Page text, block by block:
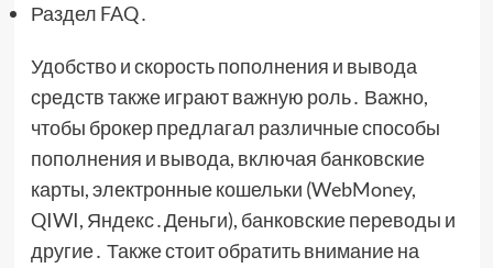
Раздел FAQ․
Удобство и скорость пополнения и вывода
средств также играют важную роль․ Важно,
чтобы брокер предлагал различные способы
пополнения и вывода, включая банковские
карты, электронные кошельки (WebMoney,
QIWI, Яндекс․Деньги), банковские переводы и
другие․ Также стоит обратить внимание на